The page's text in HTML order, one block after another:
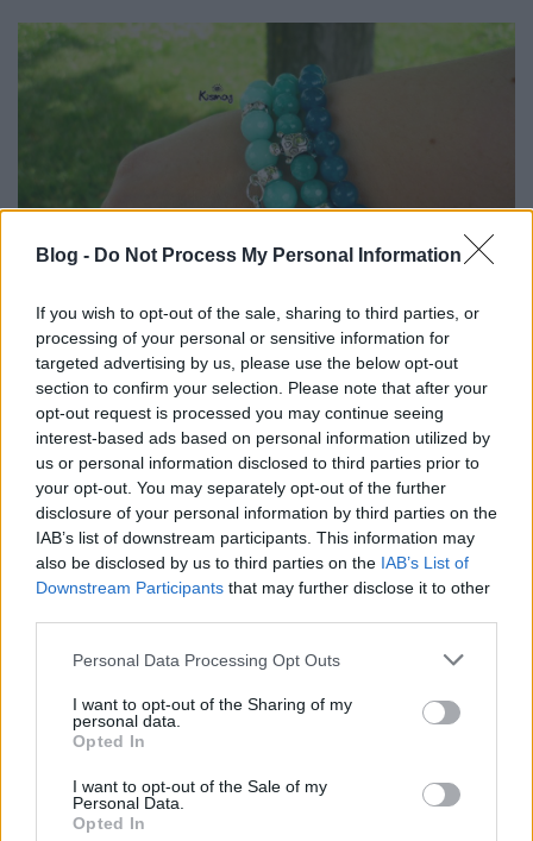
Blog - Do Not Process My Personal Information
If you wish to opt-out of the sale, sharing to third parties, or
processing of your personal or sensitive information for
targeted advertising by us, please use the below opt-out
section to confirm your selection. Please note that after your
opt-out request is processed you may continue seeing
interest-based ads based on personal information utilized by
us or personal information disclosed to third parties prior to
your opt-out. You may separately opt-out of the further
disclosure of your personal information by third parties on the
IAB’s list of downstream participants. This information may
also be disclosed by us to third parties on the IAB’s List of
Downstream Participants that may further disclose it to other
Please note that this website/app uses one or more Google
not limited to your visit or usage behaviour. You may click to
grant or deny consent to Google and its third-party tags to
use your data for below specified purposes in below Google
consent section.
Personal Data Processing Opt Outs
I want to opt-out of the Sharing of my
personal data.
Opted In
I want to opt-out of the Sale of my
Personal Data.
Opted In
Akkor mégis hogyan és mi alapján válasszunk
ásványt?
Én a legegyszerűbb módszert javaslom
mindenkinek: „Meglátni és megszeretni!” Hiszem,
hogy a tudatalattink sokkal bölcsebb a tudatos
énünknél. Ha ránézel egy ásványra és úgy érzed:
„Kell!”, akkor szinte biztos, hogy rá van szükséged.
kereskedésbe, vagy egy ásványkiállításra, s amelyik
követ először felkapod, az lesz a Te lehető legjobb
választásod. Ha először nem tudsz dönteni, akkor
sincs baj. Vedd az ásványokat a kezedbe, szorítsd a
tenyeredbe, s amelyiknél bizsergést, melegséget,
vagy lüktetést érzel, az a Te köved.
Azt mondják, az ember a